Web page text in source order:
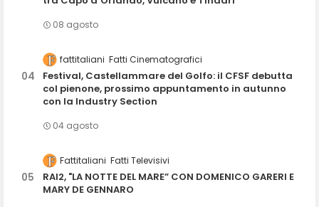
08 agosto
fattitaliani Fatti Cinematografici
Festival, Castellammare del Golfo: il CFSF debutta
col pienone, prossimo appuntamento in autunno
con la Industry Section
04 agosto
Fattitaliani Fatti Televisivi
RAI2, "LA NOTTE DEL MARE” CON DOMENICO GARERI E
MARY DE GENNARO